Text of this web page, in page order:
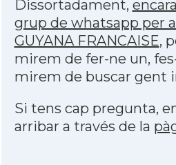
Dissortadament,
grup de whatsapp per
GUYANA FRANCAISE,
mirem de fer-ne un,
mirem de buscar gent
Si tens cap pregunta,
arribar a través de la